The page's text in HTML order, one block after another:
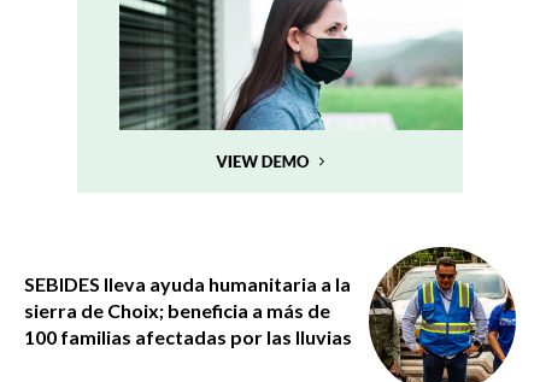
SEBIDES lleva ayuda humanitaria a la
sierra de Choix; beneficia a más de
100 familias afectadas por las lluvias